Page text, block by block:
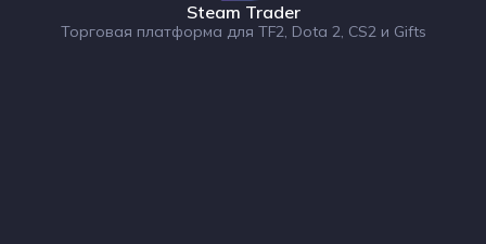
Steam Trader
Торговая платформа для TF2, Dota 2, CS2 и Gifts